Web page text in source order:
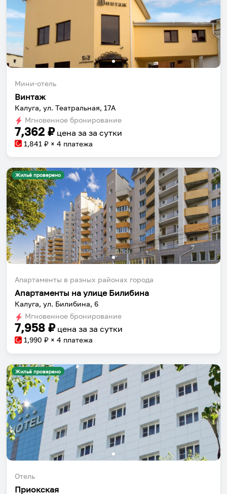
Мини-отель
Винтаж
Калуга, ул. Театральная, 17А
Мгновенное бронирование
7,362 ₽ цена за за сутки
1,841 ₽ × 4 платежа
Жильё проверено
Апартаменты в разных районах города
Апартаменты на улице Билибина
Калуга, ул. Билибина, 6
Мгновенное бронирование
7,958 ₽ цена за за сутки
1,990 ₽ × 4 платежа
Жильё проверено
Отель
Приокская